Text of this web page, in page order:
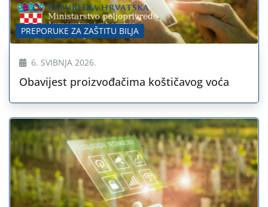
PREPORUKE ZA ZAŠTITU BILJA
6. SVIBNJA 2026.
Obavijest proizvođačima koštičavog voća